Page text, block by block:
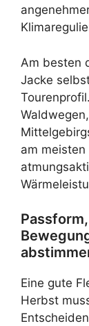
Am besten
Jacke
am
Eine gute
Herbst